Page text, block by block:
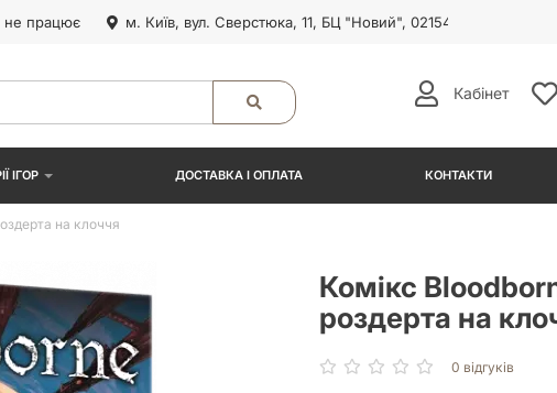
не працює м. Київ, вул. Сверстюка, 11, БЦ "Новий", 02154
Кабінет
ІГОР ДОСТАВКА І ОПЛАТА КОНТАКТИ
на клоччя
Комікс
роздерта на
0 відгуків